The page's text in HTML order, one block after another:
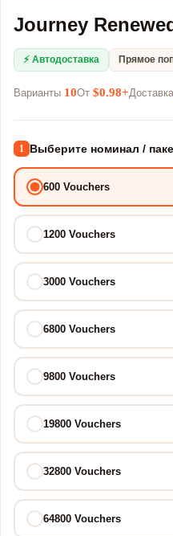
Journey
⚡ Автодоставка Прямое
Варианты 10От $0.98+
1 Выберите номинал /
600 Vouchers
1200 Vouchers
3000 Vouchers
6800 Vouchers
9800 Vouchers
19800 Vouchers
32800 Vouchers
64800 Vouchers